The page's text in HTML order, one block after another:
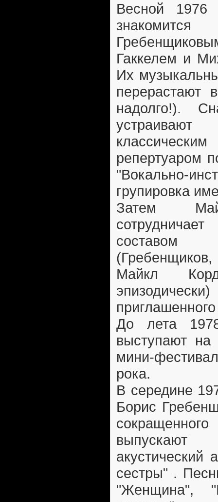
Весной 1976
Гаккелем и
Их
перерастают
надолго!).
репертуаром
"Вокально-
групировка
Затем
Майкл
До лета
выступают на
мини-
рока.
В середине
Борис
акустический
сестры" .
"Женщина",